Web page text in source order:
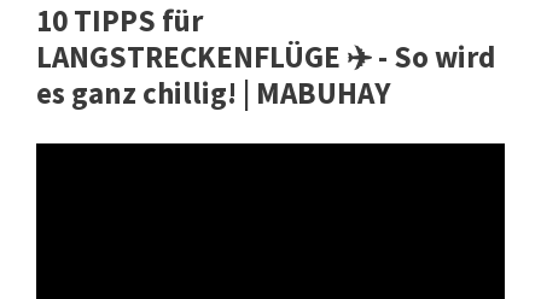
10 TIPPS für
LANGSTRECKENFLÜGE ✈️ - So wird
es ganz chillig! | MABUHAY